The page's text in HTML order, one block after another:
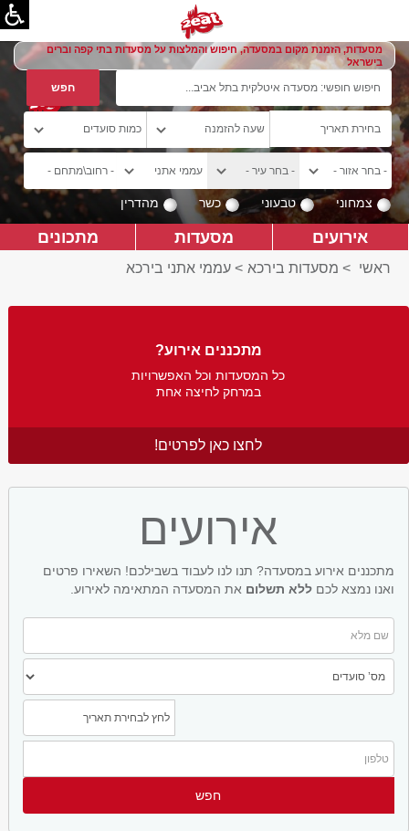
מסעדות, הזמנת מקום במסעדה, חיפוש והמלצות על מסעדות בתי קפה וברים
בישראל
צמחוני טבעוני כשר מהדרין
אירועים מסעדות מתכונים
ראשי > מסעדות בירכא > עממי אתני בירכא
מתכננים אירוע?
כל המסעדות וכל האפשרויות
במרחק לחיצה אחת
לחצו כאן לפרטים!
אירועים
מתכננים אירוע במסעדה? תנו לנו לעבוד בשבילכם! השאירו פרטים
ואנו נמצא לכם ללא תשלום את המסעדה המתאימה לאירוע.